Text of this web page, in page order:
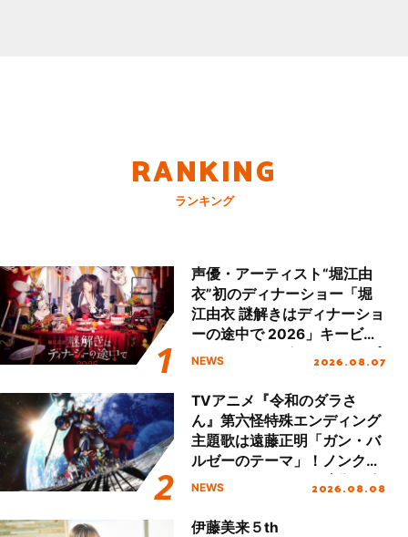
RANKING
ランキング
声優・アーティスト“堀江由
衣”初のディナーショー「堀
江由衣 謎解きはディナーショ
ーの途中で 2026」キービジ
ュアル＆グッズラインナップ
NEWS 2026.08.07
TVアニメ『令和のダラさ
ん』第六怪特殊エンディング
主題歌は遠藤正明「ガン・バ
ルゼーのテーマ」！ノンクレ
ジットエンディング映像も公
NEWS 2026.08.08
伊藤美来５th